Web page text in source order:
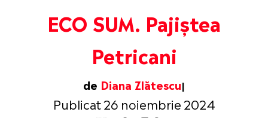
ECO SUM. Pajiștea
Petricani
de Diana Zlătescu
Publicat 26 noiembrie 2024